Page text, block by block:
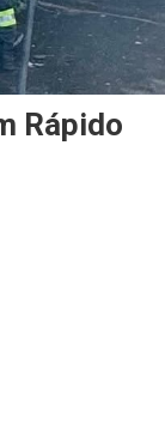
Rápido